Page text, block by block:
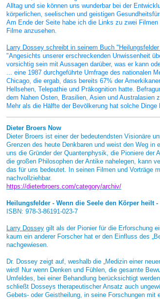
Alltag und sie können uns wunderbar bei der
körperlichen, seelischen und geistigen
Am Ende der Seite habe ich die Links zu zwei
Filme anzusehen.
Larry Dossey schreibt in seinem Buch
"Angesichts unserer erschreckenden Unwissenheit
vorsichtig sein mit Aussagen darüber, was er kann
... eine 1987 durchgeführte Umfrage des nationalen
Chicago, die ergab, dass bereits 67% der
Hellsehen, Telepathie und Präkognition hatte.
dem Nahen Osten, Brasilien, Asien und Australasien
Mehr als die Hälfte der Bevölkerung hat solche
Dieter Broers Now
Dieter Broers ist einer der bedeutendsten Visionäre
Grenzen des heute Denkbaren und weist den Weg
uns die Gründer der Quantenphysik, die Pioniere der
die großen Philosophen der Antike nahelegen, kann
das für uns bedeutet. In seinen Filmen und Vorträge
nachvollziehbar.
https://dieterbroers.com/category/archiv/
Heilungsfelder - Wenn die Seele den Körper heilt
ISBN: 978-3-86191-023-7
Larry Dosseygilt als der Pionier für die Erforschung
kaum ein anderer Forscher hat er den Einfluss des
nachgewiesen.
Dr. Dossey zeigt auf, weshalb die „Medizin einer
wird! Nur wenn Denken und Fühlen, die gesamte
Umfeldes, bei einer Behandlung berücksichtigt
schließt Dosseys therapeutischer Ansatz auch
Gebets- oder Geistheilung, in seine Forschungen mit